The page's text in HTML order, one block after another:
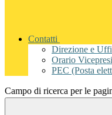
Contatti
Direzione e
Orario
PEC (Posta
Campo di ricerca per le